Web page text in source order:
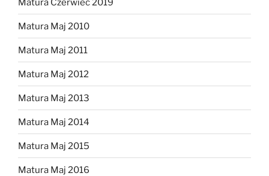
Matura Maj 2010
Matura Maj 2011
Matura Maj 2012
Matura Maj 2013
Matura Maj 2014
Matura Maj 2015
Matura Maj 2016